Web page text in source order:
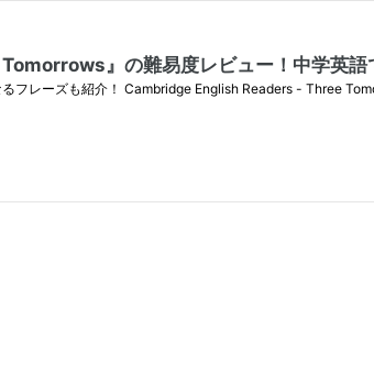
』の難易度レビュー！中学英
フレーズも紹介！ Cambridge English Readers - Three